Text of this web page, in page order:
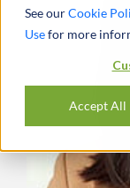
See ourCookie
Usefor more
Accept All